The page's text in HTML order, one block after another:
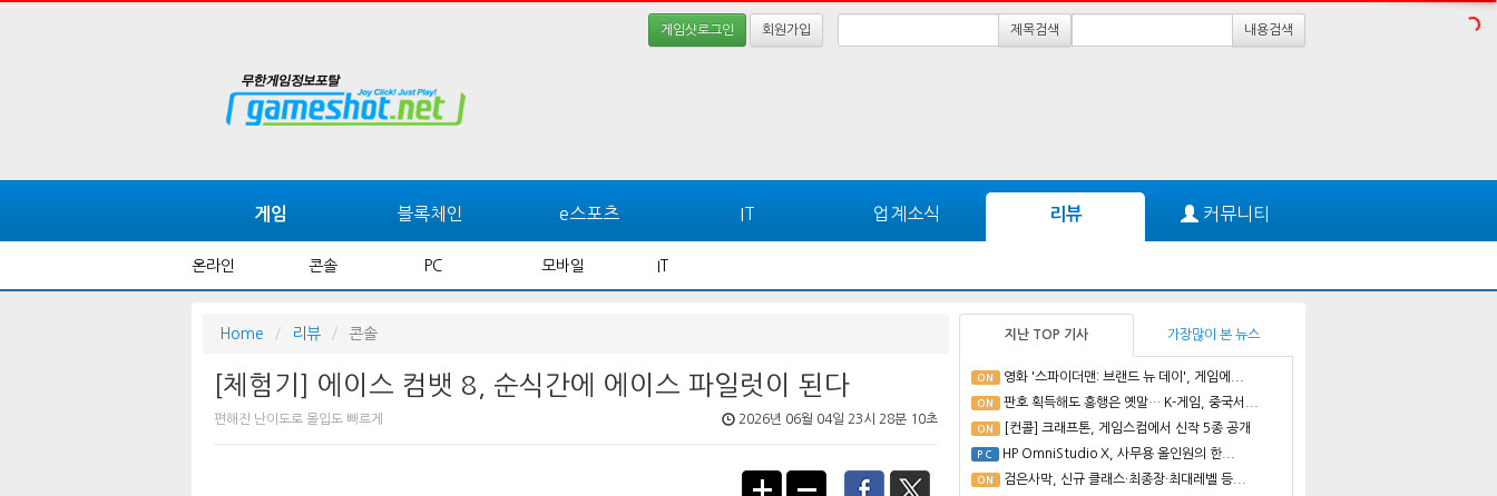
게임샷로그인 회원가입 제목검색 내용검색
게임 블록체인 e스포츠 IT 업계소식 리뷰 커뮤니티
온라인 콘솔 PC 모바일 IT
Home 리뷰 콘솔
[체험기] 에이스 컴뱃 8, 순식간에 에이스 파일럿이 된다
편해진 난이도로 몰입도 빠르게 2026년 06월 04일 23시 28분 10초
지난 TOP 기사 가장많이 본 뉴스
ON 영화 '스파이더맨: 브랜드 뉴 데이', 게임에...
ON 판호 획득해도 흥행은 옛말… K-게임, 중국서...
ON [컨콜] 크래프톤, 게임스컴에서 신작 5종 공개
PC HP OmniStudio X, 사무용 올인원의 한...
ON 검은사막, 신규 클래스·최종장·최대레벨 등...